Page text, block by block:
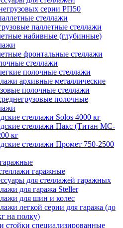
серии РП50
стеллажи
паллетные стеллажи
набивные (глубинные)
фронтальные стеллажи
стеллажи
полочные стеллажи
архивные металлические
полочные стеллажи
полочные
стеллажи Solos 4000 кг
стеллажи Пакс (Титан МС-
кг
стеллажи Промет 750-2500
гаражные
для стеллажей гаражных
для гаража Steller
для шин и колес
легкой серии для гаража (до
на полку)
стойки специализированные